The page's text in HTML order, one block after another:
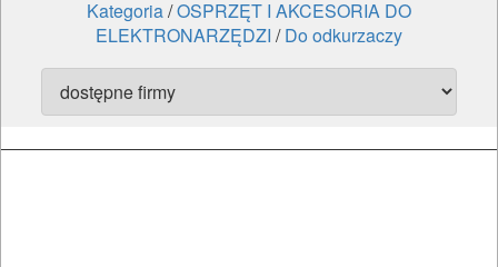
Kategoria/OSPRZĘT I AKCESORIA DO
ELEKTRONARZĘDZI /Do odkurzaczy